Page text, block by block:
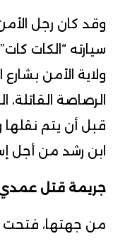
وقد كان رجل
سيارته “الكات
ولاية الأمن
الرصاصة القاتلة،
قبل أن يتم
ابن رشد من أجل
جريمة قتل
من جهتها، فتحت